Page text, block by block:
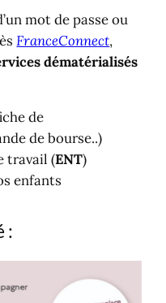
mot de passe ou
FranceConnect,
dématérialisés
de
de bourse..)
travail (ENT)
enfants
: